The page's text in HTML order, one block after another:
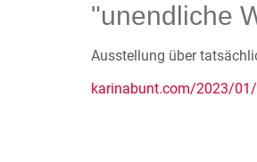
"unendliche
Ausstellung über
karinabunt.com/2023/01/